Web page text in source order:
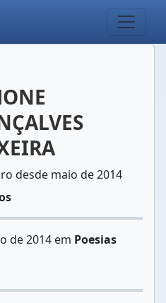
desde maio de 2014
de 2014 em Poesias